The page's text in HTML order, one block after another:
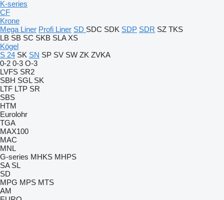
K-series
CF
Krone
Mega Liner Profi Liner SD SDC SDK SDP SDR SZ TKS
LB SB SC SKB SLA XS
Kögel
S 24 SK SN SP SV SW ZK ZVKA
0-2 0-3 O-3
LVFS SR2
SBH SGL SK
LTF LTP SR
SBS
HTM
Eurolohr
TGA
MAX100
MAC
MNL
G-series MHKS MHPS
SA SL
SD
MPG MPS MTS
AM